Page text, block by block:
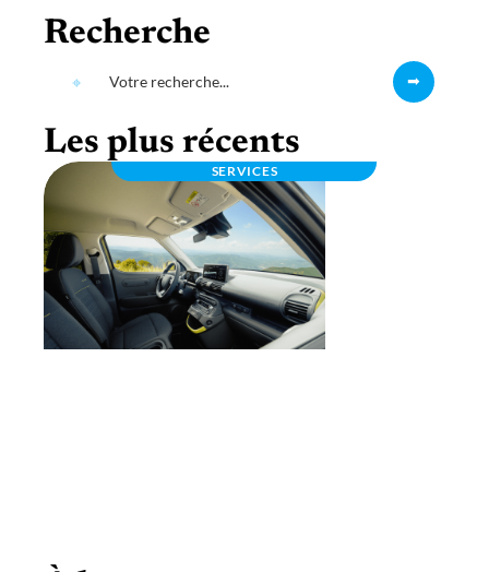
Recherche
Les plus récents
SERVICES